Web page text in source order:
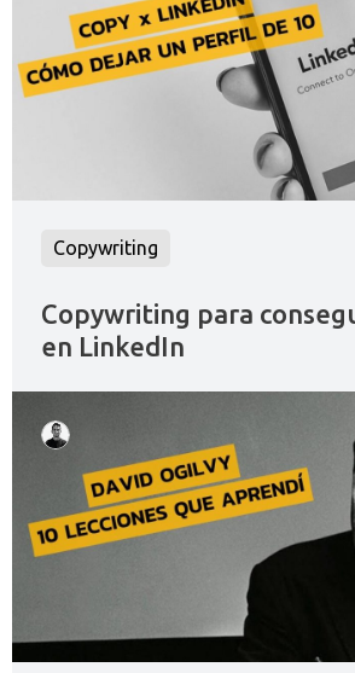
Copywriting
Copywriting para
en LinkedIn